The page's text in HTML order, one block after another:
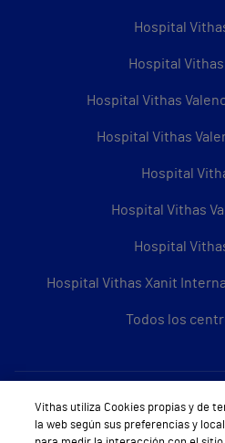
Hospital
Hospital
Hospital Vithas
Hospital Vithas
Hospital
Hospital Vithas
Hospital
Hospital Vithas Xanit
Todos los
Sobre
Quiénes
Vithas utiliza Cookies propias y de
la web según sus preferencias y